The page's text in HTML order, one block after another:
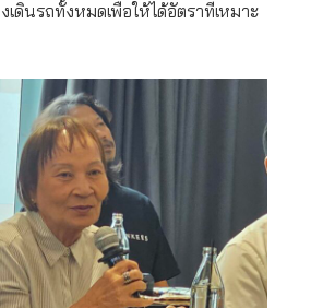
ดินรถทั้งหมดเพื่อให้ได้อัตราที่เหมาะ